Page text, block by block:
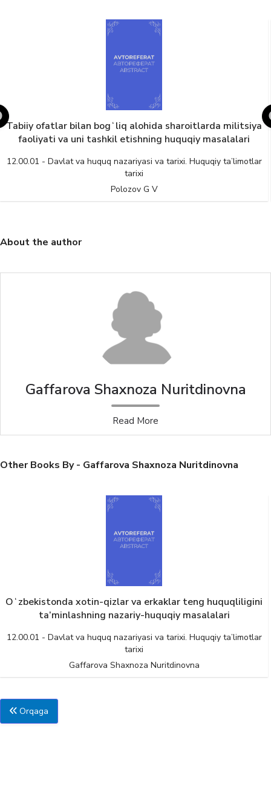
Tabiiy ofatlar bilan bogʻliq alohida sharoitlarda militsiya
faoliyati va uni tashkil etishning huquqiy masalalari
12.00.01 - Davlat va huquq nazariyasi va tarixi. Huquqiy ta’limotlar
tarixi
Polozov G V
About the author
Gaffarova Shaxnoza Nuritdinovna
Read More
Other Books By - Gaffarova Shaxnoza Nuritdinovna
Oʻzbekistonda xotin-qizlar va erkaklar teng huquqliligini
ta’minlashning nazariy-huquqiy masalalari
12.00.01 - Davlat va huquq nazariyasi va tarixi. Huquqiy ta’limotlar
tarixi
Gaffarova Shaxnoza Nuritdinovna
Orqaga